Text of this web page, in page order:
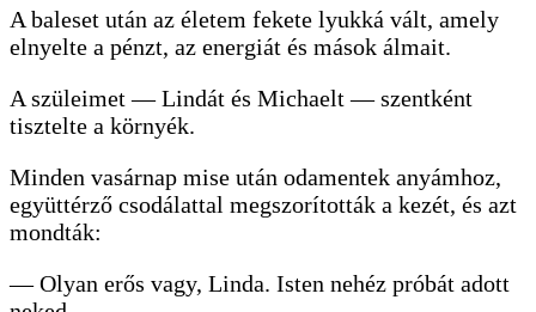
A baleset után az életem fekete lyukká vált, amely
elnyelte a pénzt, az energiát és mások álmait.
A szüleimet — Lindát és Michaelt — szentként
tisztelte a környék.
Minden vasárnap mise után odamentek anyámhoz,
együttérző csodálattal megszorították a kezét, és azt
mondták:
— Olyan erős vagy, Linda. Isten nehéz próbát adott